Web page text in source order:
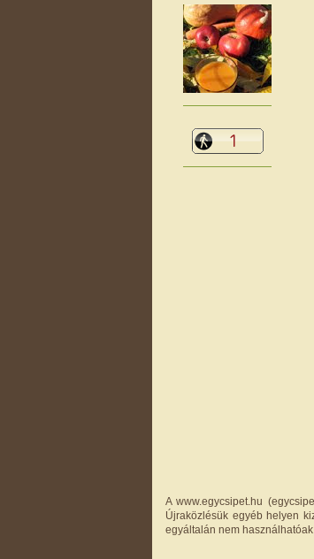
A www.egycsipet.hu
Újraközlésük egyéb helyen
egyáltalán nem